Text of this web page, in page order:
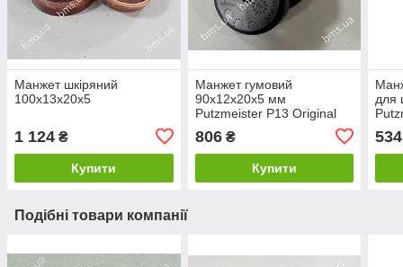
Манжет шкіряний
100х13х20х5
1 124 ₴
Купити
Манжет гумовий
90х12х20х5 мм
Putzmeister P13 Original
806₴
Купити
для
534
Подібні товари компанії